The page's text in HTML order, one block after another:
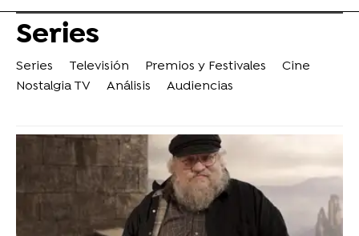
Series
Series Televisión Premios y Festivales
Cine
Nostalgia TV
Análisis Audiencias